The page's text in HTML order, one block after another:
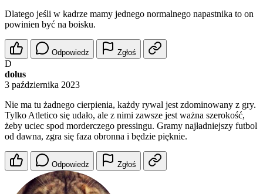
Dlatego jeśli w kadrze mamy jednego normalnego napastnika to on
powinien być na boisku.
Odpowiedz Zgłoś
D
dolus
3 października 2023
Nie ma tu żadnego cierpienia, każdy rywal jest zdominowany z gry.
Tylko Atletico się udało, ale z nimi zawsze jest ważna szerokość,
żeby uciec spod morderczego pressingu. Gramy najładniejszy futbol
od dawna, zgra się faza obronna i będzie pięknie.
Odpowiedz Zgłoś